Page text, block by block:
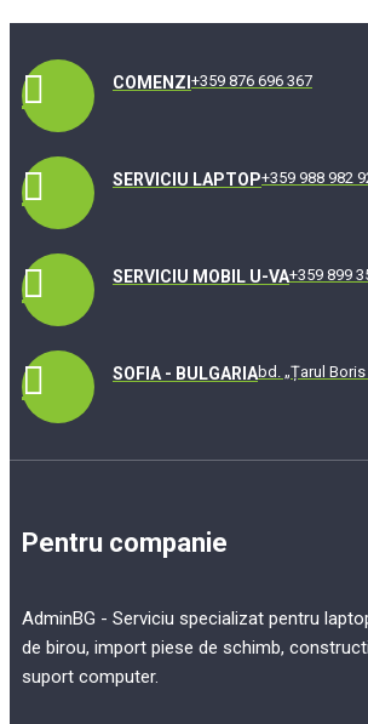
COMENZI +359 876 696 367
SERVICIU LAPTOP+359 988 982
SERVICIU MOBIL U-VA+359 899
SOFIA - BULGARIAbd. „Țarul Boris
Pentru companie
AdminBG - Serviciu specializat pentru
de birou, import piese de schimb,
suport computer.